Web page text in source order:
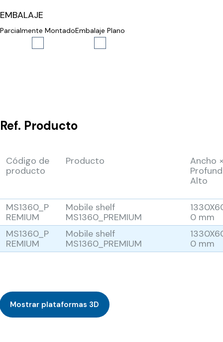
EMBALAJE
Parcialmente MontadoEmbalaje Plano
Ref. Producto
Código de
producto
Producto
Ancho
Alto
MS1360_P
REMIUM
Mobile shelf
MS1360_PREMIUM
0 mm
MS1360_P
REMIUM
Mobile shelf
MS1360_PREMIUM
0 mm
Mostrar plataformas 3D